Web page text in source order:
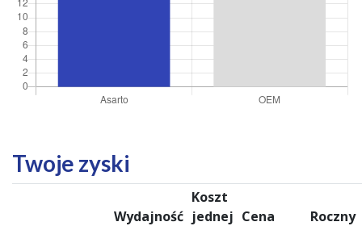
Twoje zyski
Wydajność
Koszt
jednej Cena
Roczny